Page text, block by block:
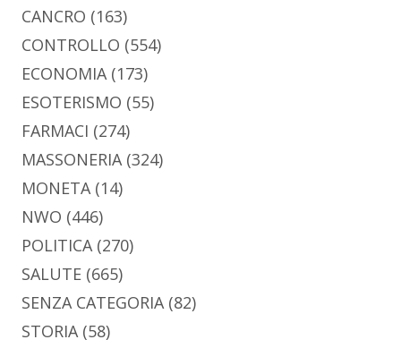
CANCRO (163)
CONTROLLO (554)
ECONOMIA(173)
ESOTERISMO (55)
FARMACI (274)
MASSONERIA(324)
MONETA(14)
NWO (446)
POLITICA(270)
SALUTE (665)
SENZA CATEGORIA(82)
STORIA(58)